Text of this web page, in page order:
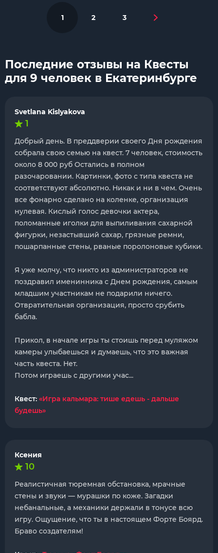
1 2 3
Последние отзывы на Квесты
для 9 человек в Екатеринбурге
Svetlana Kislyakova
1
Добрый день. В преддверии своего Дня рождения
собрала свою семью на квест. 7 человек, стоимость
около 8 000 руб Остались в полном
разочаровании. Картинки, фото с типа квеста не
соответствуют абсолютно. Никак и ни в чем. Очень
все фонарно сделано на коленке, организация
нулевая. Кислый голос девочки актера,
поломанные иголки для выпиливания сахарной
фигурки, незастывший сахар, грязные ремни,
пошарпанные стены, рваные поролоновые кубики.
Я уже молчу, что никто из администраторов не
поздравил именинника с Днем рождения, самым
младшим участникам не подарили ничего.
Отвратительная организация, просто срубить
бабла.
Прикол, в начале игры ты стоишь перед муляжом
камеры улыбаешься и думаешь, что это важная
часть квеста. Нет.
Потом играешь с другими учас...
Квест: «Игра кальмара: тише едешь - дальше
будешь»
Ксения
10
Реалистичная тюремная обстановка, мрачные
стены и звуки — мурашки по коже. Загадки
небанальные, а механики держали в тонусе всю
игру. Ощущение, что ты в настоящем Форте Боярд.
Браво создателям!